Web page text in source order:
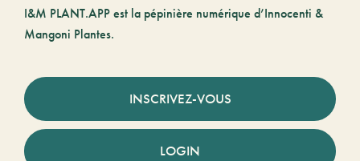
I&M PLANT.APP est la pépinière numérique d’Innocenti &
Mangoni Plantes.
INSCRIVEZ-VOUS
LOGIN